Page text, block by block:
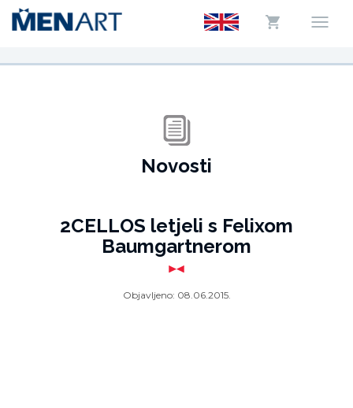
Novosti
2CELLOS letjeli s Felixom
Baumgartnerom
Objavljeno: 08.06.2015.